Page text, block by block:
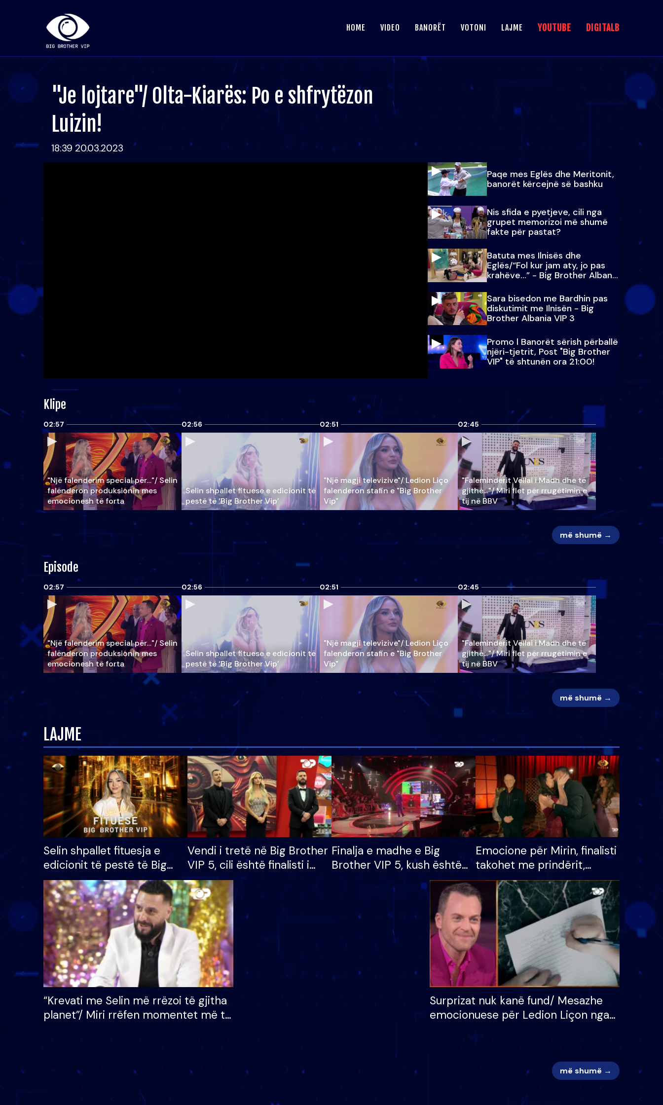
HOME VIDEO BANORËT VOTONI LAJME YOUTUBE DIGITALB
"Je lojtare"/ Olta-Kiarës: Po e shfrytëzon
Luizin!
18:39 20.03.2023
Paqe mes Eglës dhe Meritonit,
banorët kërcejnë së bashku
Nis sfida e pyetjeve, cili nga
grupet memorizoi më shumë
fakte për pastat?
Batuta mes Ilnisës dhe
Eglës/“Fol kur jam aty, jo pas
krahëve…” - Big Brother Albania
VIP 3
Sara bisedon me Bardhin pas
diskutimit me Ilnisën - Big
Brother Albania VIP 3
Promo l Banorët sërish përballë
njëri-tjetrit, Post "Big Brother
VIP" të shtunën ora 21:00!
Klipe
02:57
"Një falenderim special për…"/ Selin
falënderon produksionin mes
emocionesh të forta
02:56
Selin shpallet fituese e edicionit të
pestë të ‘Big Brother Vip’
02:51
"Një magji televizive"/ Ledion Liço
falenderon stafin e "Big Brother
Vip"
02:45
"Faleminderit Vëllai i Madh dhe të
gjithë…"/ Miri flet për rrugëtimin e
tij në BBV
më shumë →
Episode
02:57
"Një falenderim special për…"/ Selin
falënderon produksionin mes
emocionesh të forta
02:56
Selin shpallet fituese e edicionit të
pestë të ‘Big Brother Vip’
02:51
"Një magji televizive"/ Ledion Liço
falenderon stafin e "Big Brother
Vip"
02:45
"Faleminderit Vëllai i Madh dhe të
gjithë…"/ Miri flet për rrugëtimin e
tij në BBV
më shumë →
LAJME
Selin shpallet fituesja e
edicionit të pestë të Big
Brother VIP, rrëmben
çmimin e madh prej 100
mijë eurosh
Vendi i tretë në Big Brother
VIP 5, cili është finalisti i
radhës që lë shtëpinë
Finalja e madhe e Big
Brother VIP 5, kush është
banori i parë që lë shtëpinë
dhe humb mundësinë për
të fituar çmimin e madh
Emocione për Mirin, finalisti
takohet me prindërit,
vajzën dhe bashkëshorten:
S’kemi ndonjë letër divorci
apo jo?
“Krevati me Selin më rrëzoi të gjitha
planet”/ Miri rrëfen momentet më të
mungojë zilja e mëngjesit kur…
Surprizat nuk kanë fund/ Mesazhe
emocionuese për Ledion Liçon nga
më shumë →